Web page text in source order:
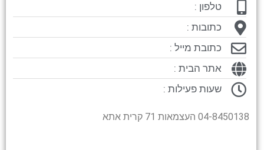
טלפון :
כתובות :
כתובת מייל :
אתר הבית :
שעות פעילות :
04-8450138 העצמאות 71 קרית אתא